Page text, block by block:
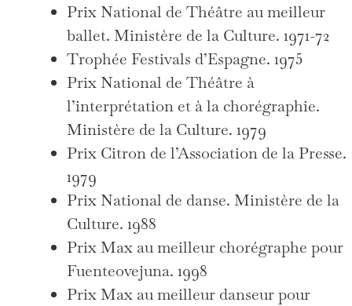
Prix National de Théâtre au meilleur
ballet. Ministère de la Culture. 1971-72
Trophée Festivals d’Espagne. 1975
Prix National de Théâtre à
l’interprétation et à la chorégraphie.
Ministère de la Culture. 1979
Prix Citron de l’Association de la Presse.
1979
Prix National de danse. Ministère de la
Culture. 1988
Prix Max au meilleur chorégraphe pour
Fuenteovejuna. 1998
Prix Max au meilleur danseur pour